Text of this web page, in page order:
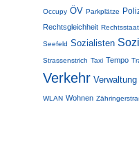
Occupy ÖV Parkplätze
Rechtsgleichheit Rechtsstaat
Seefeld Sozialisten
Strassenstrich Taxi Tempo
Verkehr Verwaltung
WLAN Wohnen